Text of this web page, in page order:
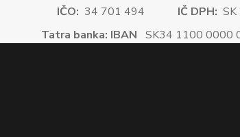
IČO: 34 701 494 IČ DPH:
Tatra banka: IBAN SK34 1100 0000